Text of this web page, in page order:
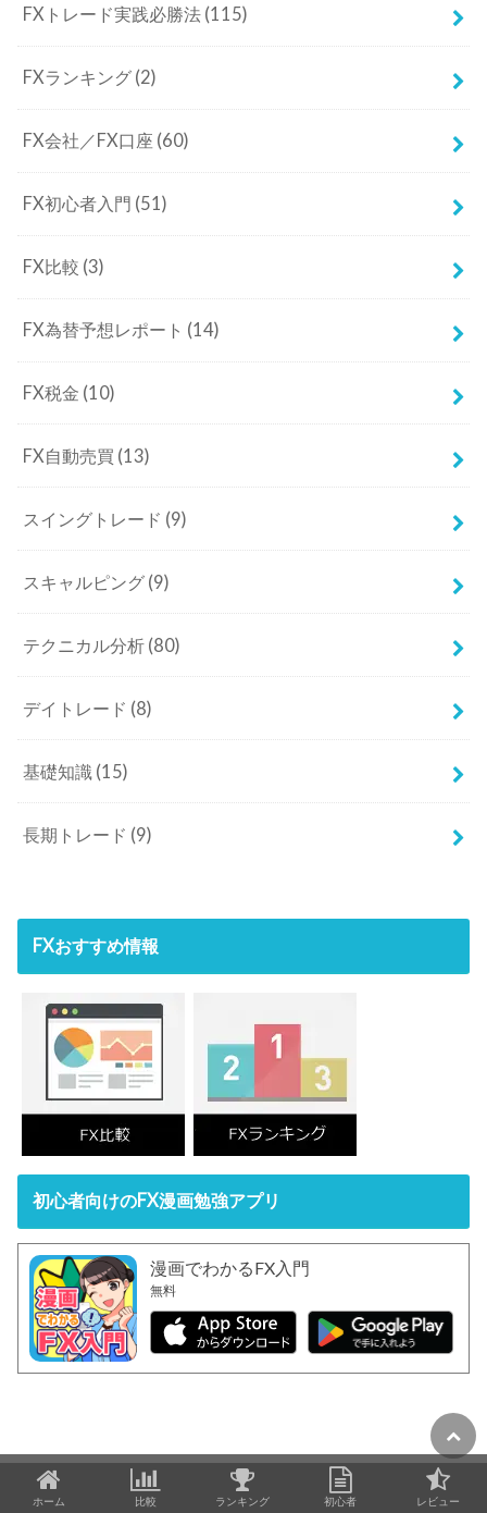
FXトレード実践必勝法 (115)
FXランキング (2)
FX会社／FX口座 (60)
FX初心者入門 (51)
FX比較 (3)
FX為替予想レポート (14)
FX税金 (10)
FX自動売買 (13)
スイングトレード (9)
スキャルピング (9)
テクニカル分析 (80)
デイトレード (8)
基礎知識 (15)
長期トレード (9)
FXおすすめ情報
初心者向けのFX漫画勉強アプリ
漫画でわかるFX入門
無料
ホーム 比較 ランキング 初心者 レビュー